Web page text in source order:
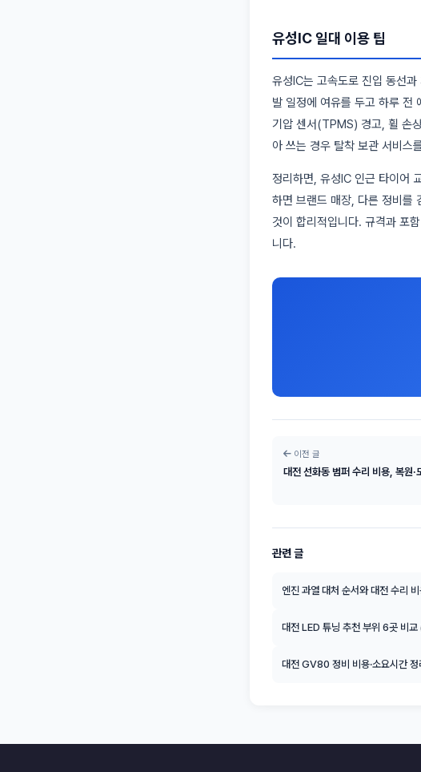
유성IC 일대 이용 팁
유성IC는 고속도로 진입 동선
발 일정에 여유를 두고 하루 전
기압 센서(TPMS) 경고, 휠 손
아 쓰는 경우 탈착 보관 서비스
정리하면, 유성IC 인근 타이어
하면 브랜드 매장, 다른 정비를
것이 합리적입니다. 규격과 포
니다.
이전 글
대전 선화동 범퍼 수리 비용, 복원·
관련 글
엔진 과열 대처 순서와 대전 수리
대전 LED 튜닝 추천 부위 6곳 비교
대전 GV80 정비 비용·소요시간